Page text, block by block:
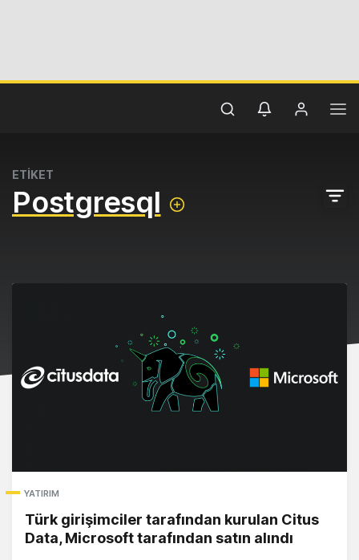
ETİKET
Postgresql
YATIRIM
Türk girişimciler tarafından kurulan Citus
Data, Microsoft tarafından satın alındı